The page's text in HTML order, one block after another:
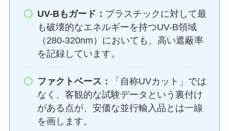
UV-Bもガード： プラスチックに対して最
も破壊的なエネルギーを持つUV-B領域
（280-320nm）においても、高い遮蔽率
を記録しています。
ファクトベース：
「自称UVカット」では
なく、客観的な試験データという裏付け
がある点が、安価な並行輸入品とは一線
を画します。